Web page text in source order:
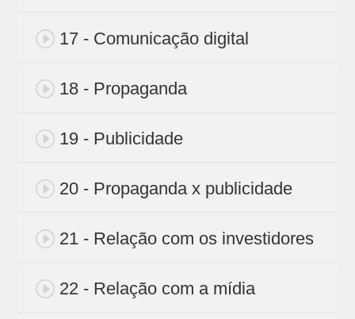
17 - Comunicação digital
18 - Propaganda
19 - Publicidade
20 - Propaganda x publicidade
21 - Relação com os investidores
22 - Relação com a mídia